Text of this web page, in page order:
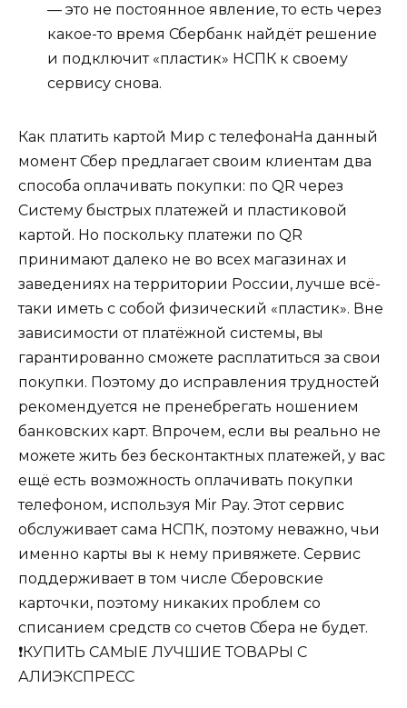
— это не постоянное явление, то есть через
какое-то время Сбербанк найдёт решение
и подключит «пластик» НСПК к своему
сервису снова.
Как платить картой Мир с телефонаНа данный
момент Сбер предлагает своим клиентам два
способа оплачивать покупки: по QR через
Систему быстрых платежей и пластиковой
картой. Но поскольку платежи по QR
принимают далеко не во всех магазинах и
заведениях на территории России, лучше всё-
таки иметь с собой физический «пластик». Вне
зависимости от платёжной системы, вы
гарантированно сможете расплатиться за свои
покупки. Поэтому до исправления трудностей
рекомендуется не пренебрегать ношением
банковских карт. Впрочем, если вы реально не
можете жить без бесконтактных платежей, у вас
ещё есть возможность оплачивать покупки
телефоном, используя Mir Pay. Этот сервис
обслуживает сама НСПК, поэтому неважно, чьи
именно карты вы к нему привяжете. Сервис
поддерживает в том числе Сберовские
карточки, поэтому никаких проблем со
списанием средств со счетов Сбера не будет.
❗️КУПИТЬ САМЫЕ ЛУЧШИЕ ТОВАРЫ С
АЛИЭКСПРЕСС